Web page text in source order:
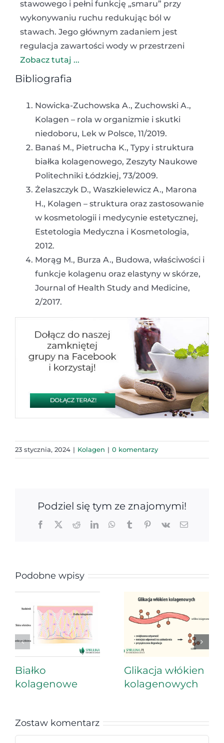
stawowego i pełni funkcję „smaru” przy
wykonywaniu ruchu redukując ból w
stawach. Jego głównym zadaniem jest
regulacja zawartości wody w przestrzeni
Zobacz tutaj ...
Bibliografia
Nowicka-Zuchowska A., Zuchowski A.,
Kolagen – rola w organizmie i skutki
niedoboru, Lek w Polsce, 11/2019.
Banaś M., Pietrucha K., Typy i struktura
białka kolagenowego, Zeszyty Naukowe
Politechniki Łódzkiej, 73/2009.
Żelaszczyk D., Waszkielewicz A., Marona
H., Kolagen – struktura oraz zastosowanie
w kosmetologii i medycynie estetycznej,
Estetologia Medyczna i Kosmetologia,
2012.
Morąg M., Burza A., Budowa, właściwości i
funkcje kolagenu oraz elastyny w skórze,
Journal of Health Study and Medicine,
2/2017.
23 stycznia, 2024 | Kolagen | 0 komentarzy
Podziel się tym ze znajomymi!
Facebook
X RedditLinkedInWhatsApp
TumblrPinterest
Vk Email
Podobne wpisy
Białko
kolagenowe
Glikacja włókien
kolagenowych
Zostaw komentarz